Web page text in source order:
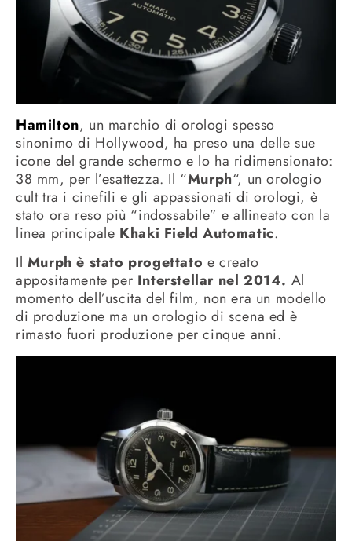
Hamilton, un marchio di orologi spesso
sinonimo di Hollywood, ha preso una delle sue
icone del grande schermo e lo ha ridimensionato:
38 mm, per l’esattezza. Il “Murph“, un orologio
cult tra i cinefili e gli appassionati di orologi, è
stato ora reso più “indossabile” e allineato con la
linea principale Khaki Field Automatic.
Il Murph è stato progettato e creato
appositamente per Interstellar nel 2014. Al
momento dell’uscita del film, non era un modello
di produzione ma un orologio di scena ed è
rimasto fuori produzione per cinque anni.